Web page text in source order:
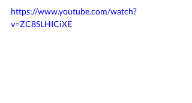
https://www.youtube.com/watch?
v=ZC8SLHICiXE